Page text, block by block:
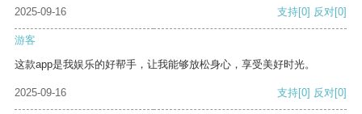
2025-09-16
支持[0] 反对[0]
游客
这款app是我娱乐的好帮手，让我能够放松身心，享受美好时光。
2025-09-16 支持[0] 反对[0]